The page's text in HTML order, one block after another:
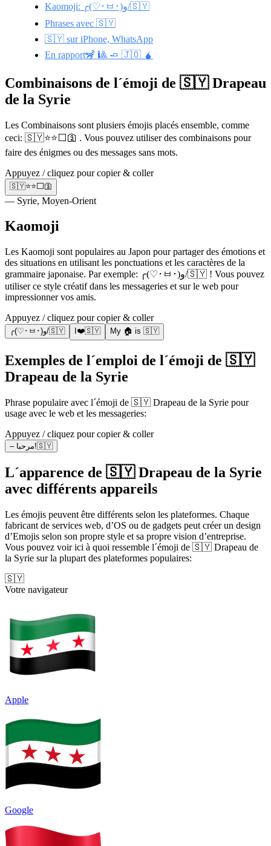
Kaomoji: ╭(♡･ㅂ･)و/🇸🇾
Phrases avec 🇸🇾
🇸🇾 sur iPhone, WhatsApp
En rapport🦨 🎱 🧈 🇯🇴 🧉
Combinaisons de l´émoji de 🇸🇾 Drapeau
de la Syrie
Les Combinaisons sont plusiers émojis placés ensemble, comme
ceci: 🇸🇾⭐⭐⬜🛐 . Vous pouvez utiliser des combinaisons pour
faire des énigmes ou des messages sans mots.
Appuyez / cliquez pour copier & coller
🇸🇾⭐⭐⬜🛐
— Syrie, Moyen-Orient
Kaomoji
Les Kaomoji sont populaires au Japon pour partager des émotions et
des situations en utilisant les ponctuations et les caractères de la
grammaire japonaise. Par exemple: ╭(♡･ㅂ･)و/🇸🇾 ! Vous pouvez
utiliser ce style créatif dans les messageries et sur le web pour
impressionner vos amis.
Appuyez / cliquez pour copier & coller
╭(♡･ㅂ･)و/🇸🇾 I❤️🇸🇾 My 🏠 is 🇸🇾
Exemples de l´emploi de l´émoji de 🇸🇾
Drapeau de la Syrie
Phrase populaire avec l´émoji de 🇸🇾 Drapeau de la Syrie pour
usage avec le web et les messageries:
Appuyez / cliquez pour copier & coller
– مرحبا!🇸🇾
L´apparence de 🇸🇾 Drapeau de la Syrie
avec différents appareils
Les émojis peuvent être différents selon les plateformes. Chaque
fabricant de services web, d’OS ou de gadgets peut créer un design
d’Emojis selon son propre style et sa propre vision d’entreprise.
Vous pouvez voir ici à quoi ressemble l´émoji de 🇸🇾 Drapeau de
la Syrie sur la plupart des plateformes populaires:
🇸🇾
Votre navigateur
Apple
Google